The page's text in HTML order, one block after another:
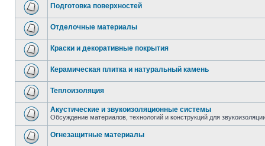
Подготовка поверхностей
Отделочные материалы
Краски и декоративные покрытия
Керамическая плитка и натуральный камень
Теплоизоляция
Акустические и звукоизоляционные системы
Обсуждение материалов, технологий и конструкций для
Огнезащитные материалы